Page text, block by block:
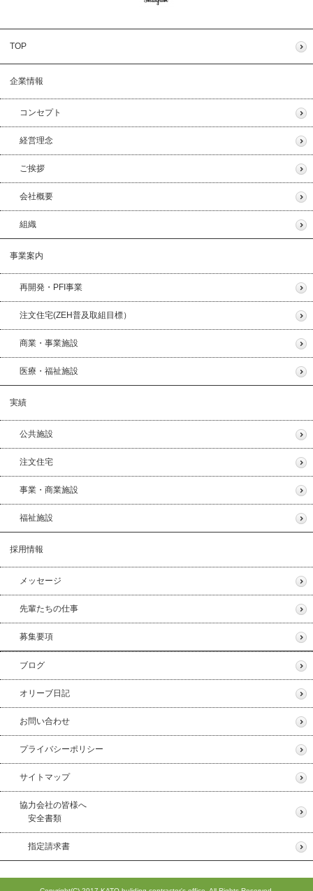
TOP
企業情報
コンセプト
経営理念
ご挨拶
会社概要
組織
事業案内
再開発・PFI事業
注文住宅(ZEH普及取組目標）
商業・事業施設
医療・福祉施設
実績
公共施設
注文住宅
事業・商業施設
福祉施設
採用情報
メッセージ
先輩たちの仕事
募集要項
ブログ
オリーブ日記
お問い合わせ
プライバシーポリシー
サイトマップ
協力会社の皆様へ
安全書類
指定請求書